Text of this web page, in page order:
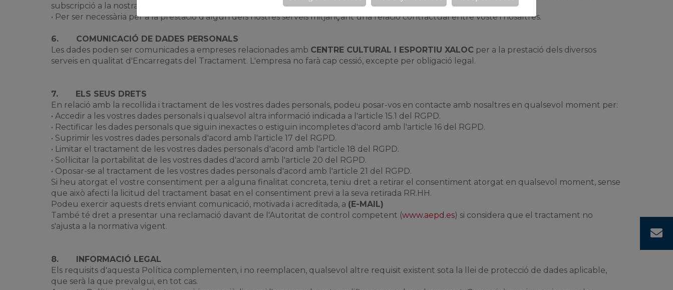
subscripció a la nostra newsletter o per la seva condició de client.
• Per ser necessària per a la prestació d'algun dels nostres serveis mitjançant una relació contractual entre vostè i nosaltres.
6. COMUNICACIÓ DE DADES PERSONALS
Les dades poden ser comunicades a empreses relacionades amb CENTRE CULTURAL I ESPORTIU XALOC per a la prestació dels diversos
serveis en qualitat d'Encarregats del Tractament. L'empresa no farà cap cessió, excepte per obligació legal.
7. ELS SEUS DRETS
En relació amb la recollida i tractament de les vostres dades personals, podeu posar-vos en contacte amb nosaltres en qualsevol moment per:
• Accedir a les vostres dades personals i qualsevol altra informació indicada a l'article 15.1 del RGPD.
• Rectificar les dades personals que siguin inexactes o estiguin incompletes d'acord amb l'article 16 del RGPD.
• Suprimir les vostres dades personals d'acord amb l'article 17 del RGPD.
• Limitar el tractament de les vostres dades personals d'acord amb l'article 18 del RGPD.
• Sol·licitar la portabilitat de les vostres dades d'acord amb l'article 20 del RGPD.
• Oposar-se al tractament de les vostres dades personals d'acord amb l'article 21 del RGPD.
Si heu atorgat el vostre consentiment per a alguna finalitat concreta, teniu dret a retirar el consentiment atorgat en qualsevol moment, sense
que això afecti la licitud del tractament basat en el consentiment previ a la seva retirada RR.HH.
Podeu exercir aquests drets enviant comunicació, motivada i acreditada, a (E-MAIL)
També té dret a presentar una reclamació davant de l'Autoritat de control competent (www.aepd.es) si considera que el tractament no
s'ajusta a la normativa vigent.
8. INFORMACIÓ LEGAL
Els requisits d'aquesta Política complementen, i no reemplacen, qualsevol altre requisit existent sota la llei de protecció de dades aplicable,
que serà la que prevalgui, en tot cas.